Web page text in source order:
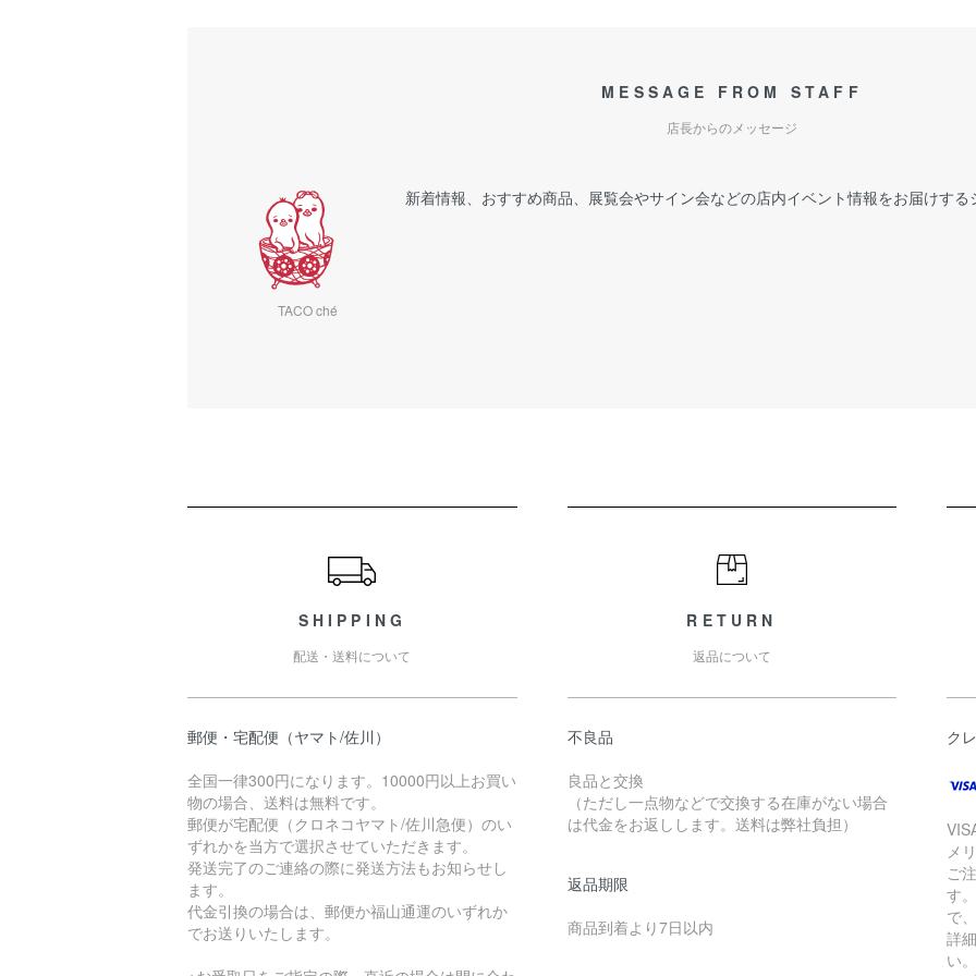
MESSAGE FROM STAFF
店長からのメッセージ
TACO ché
新着情報、おすすめ商品、展覧会やサイン会などの店内イベント情報をお届けする
SHIPPING
配送・送料について
郵便・宅配便（ヤマト/佐川）
全国一律300円になります。10000円以上お買い
物の場合、送料は無料です。
郵便が宅配便（クロネコヤマト/佐川急便）のい
ずれかを当方で選択させていただきます。
発送完了のご連絡の際に発送方法もお知らせし
ます。
代金引換の場合は、郵便か福山通運のいずれか
でお送りいたします。
RETURN
返品について
不良品
良品と交換
（ただし一点物などで交換する在庫がない場合
は代金をお返しします。送料は弊社負担）
返品期限
商品到着より7日以内
ク
メ
ご
す
で
詳
い。